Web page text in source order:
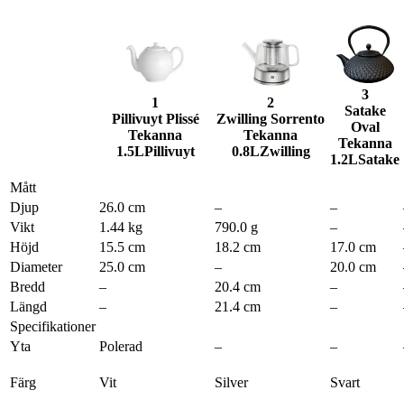
1
Pillivuyt Plissé
Tekanna
1.5LPillivuyt
2
Zwilling Sorrento
Tekanna
0.8LZwilling
3
Satake
Oval
Tekanna
1.2LSatake
Mått
Djup
26.0 cm – –
Vikt
1.44 kg 790.0 g –
Höjd
15.5 cm 18.2 cm 17.0 cm
Diameter
25.0 cm – 20.0 cm
Bredd
– 20.4 cm –
Längd
– 21.4 cm –
Specifikationer
Yta
Polerad – –
Färg Vit Silver Svart